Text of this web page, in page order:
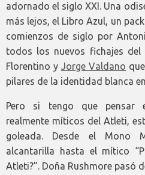
adornado el siglo XXI. Una
más lejos, el Libro Azul, un
comienzos de siglo por
todos los nuevos fichajes
Florentino y Jorge Valdano
pilares de la identidad blanca
Pero si tengo que pensar
realmente míticos del Atleti,
goleada. Desde el Mono
alcantarilla hasta el mítico
Atleti?”. Doña Rushmore pasó